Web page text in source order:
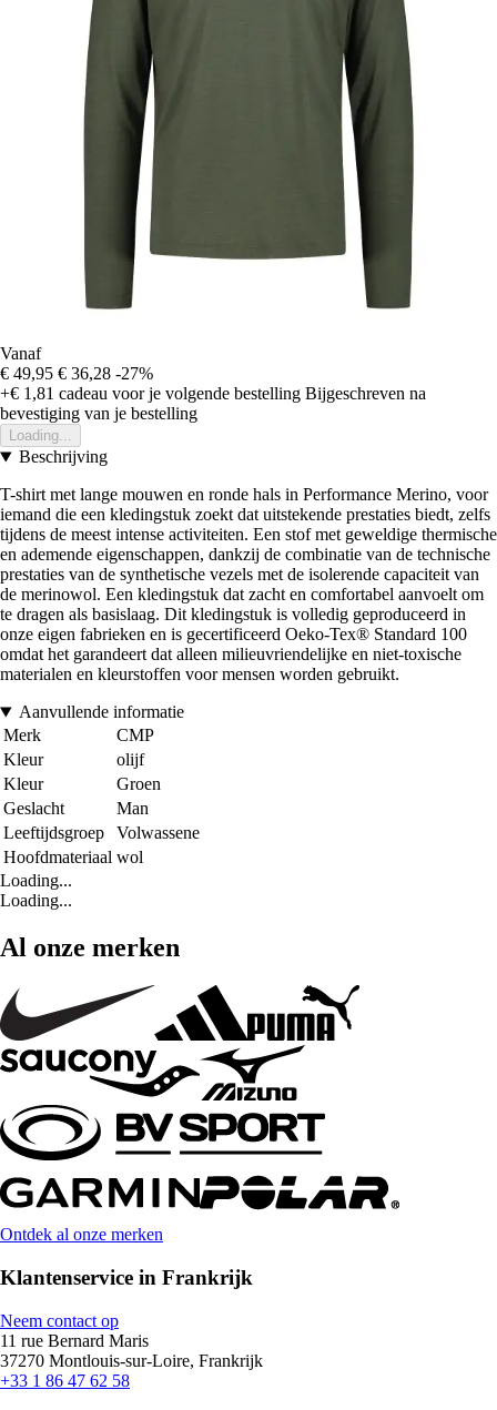
Vanaf
€ 49,95 € 36,28 -27%
+€ 1,81 cadeau voor je volgende bestelling Bijgeschreven na
bevestiging van je bestelling
Loading...
Beschrijving
T-shirt met lange mouwen en ronde hals in Performance Merino, voor
iemand die een kledingstuk zoekt dat uitstekende prestaties biedt, zelfs
tijdens de meest intense activiteiten. Een stof met geweldige thermische
en ademende eigenschappen, dankzij de combinatie van de technische
prestaties van de synthetische vezels met de isolerende capaciteit van
de merinowol. Een kledingstuk dat zacht en comfortabel aanvoelt om
te dragen als basislaag. Dit kledingstuk is volledig geproduceerd in
onze eigen fabrieken en is gecertificeerd Oeko-Tex® Standard 100
omdat het garandeert dat alleen milieuvriendelijke en niet-toxische
materialen en kleurstoffen voor mensen worden gebruikt.
Aanvullende informatie
Merk
CMP
Kleur
olijf
Kleur
Groen
Geslacht
Man
Leeftijdsgroep
Volwassene
Hoofdmateriaal wol
Loading...
Loading...
Al onze merken
Ontdek al onze merken
Klantenservice in Frankrijk
Neem contact op
11 rue Bernard Maris
37270 Montlouis-sur-Loire, Frankrijk
+33 1 86 47 62 58